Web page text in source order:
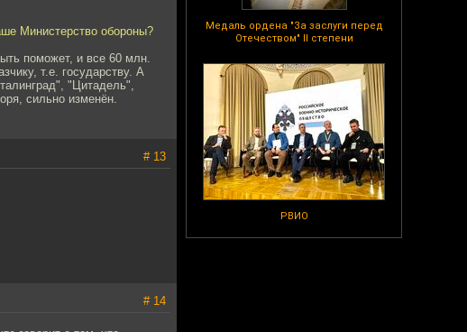
Медаль ордена "За заслуги перед
Отечеством" II степени
РВИО
Министерство обороны?
поможет, и все 60 млн.
т.е. государству. А
"Цитадель",
сильно изменён.
# 13
# 14